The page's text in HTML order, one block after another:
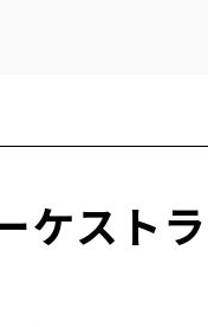
ケスト